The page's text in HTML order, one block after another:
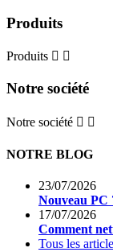
Produits
Produits  
Notre société
Notre société  
NOTRE BLOG
23/07/2026
Nouveau PC
17/07/2026
Comment
Tous les